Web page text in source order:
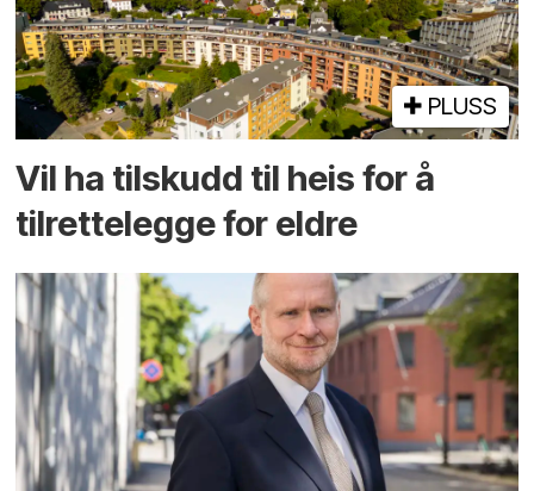
PLUSS
Vil ha tilskudd til heis for å
tilrettelegge for eldre